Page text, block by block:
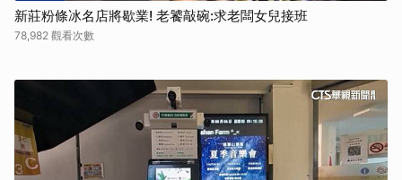
新莊粉條冰名店將歇業! 老饕敲碗:求老闆女兒接班
78,982 觀看次數